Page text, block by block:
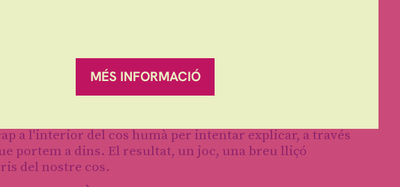
som? De què estem fets? Què és un cos? Les
a l'interior del cos humà per intentar explicar, a través
portem a dins. El resultat, un joc, una breu lliçó
del nostre cos.
MÉS INFORMACIÓ